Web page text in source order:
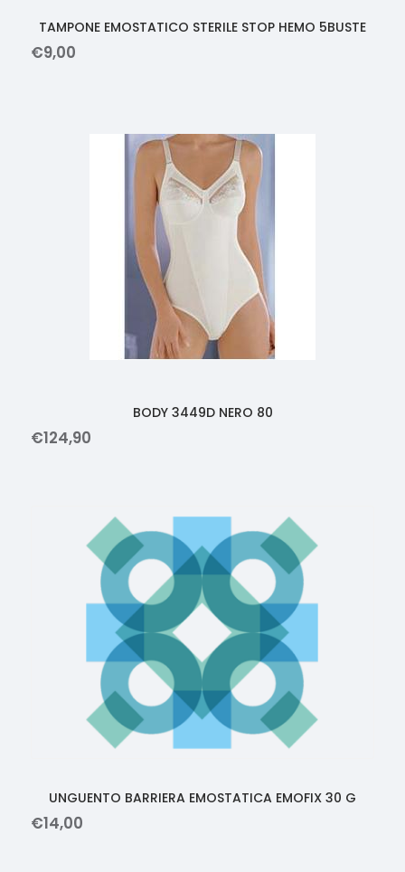
TAMPONE EMOSTATICO STERILE STOP HEMO 5BUSTE
€9,00
BODY 3449D NERO 80
€124,90
UNGUENTO BARRIERA EMOSTATICA EMOFIX 30 G
€14,00